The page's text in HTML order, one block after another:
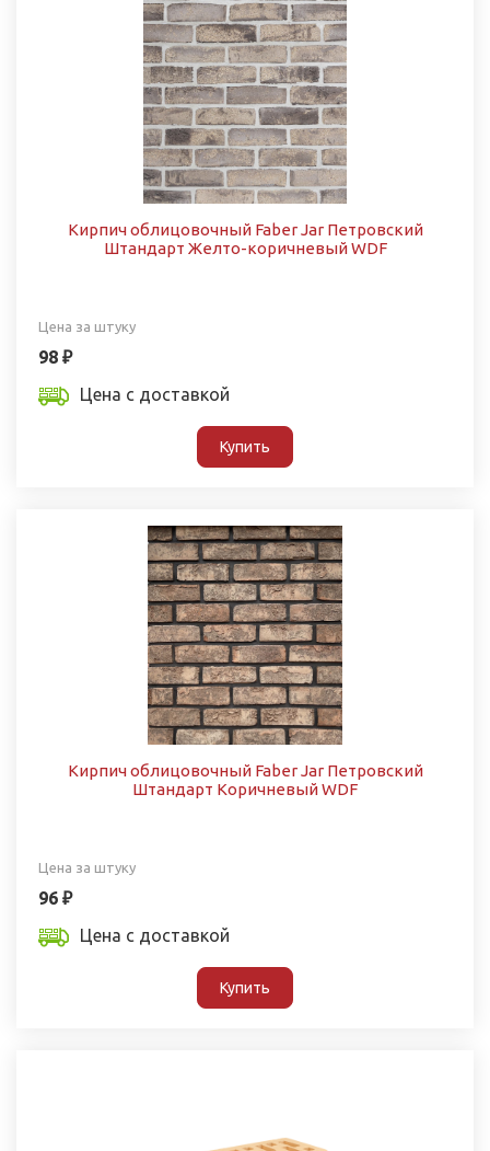
Кирпич облицовочный Faber Jar Петровский
Штандарт Желто-коричневый WDF
Цена за штуку
98 ₽
Цена с доставкой
Купить
Кирпич облицовочный Faber Jar Петровский
Штандарт Коричневый WDF
Цена за штуку
96 ₽
Цена с доставкой
Купить